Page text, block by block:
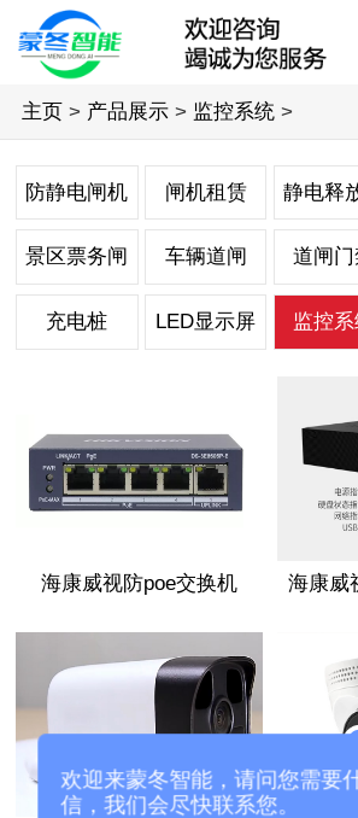
主页> 产品展示> 监控系统>
防静电闸机 闸机租赁 静电释
景区票务闸
机
车辆道闸 道闸门
充电桩 LED显示屏 监控
海康威视防poe交换机 海康威
欢迎来蒙冬智能，请问您需要
信，我们会尽快联系您。